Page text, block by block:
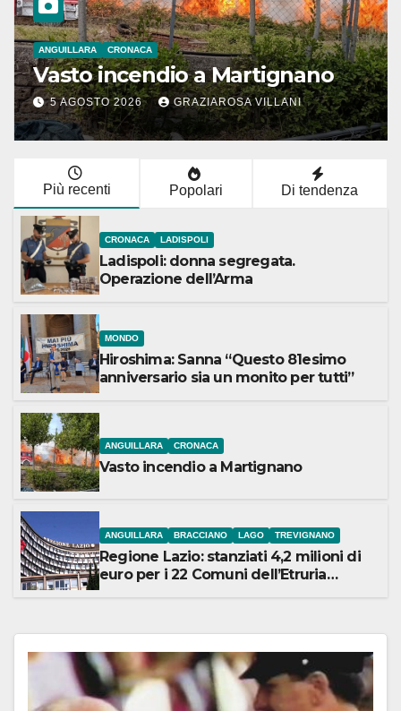
ANGUILLARA CRONACA
Vasto incendio a Martignano
5 AGOSTO 2026 GRAZIAROSA VILLANI
Più recenti Popolari Di tendenza
CRONACA LADISPOLI
Ladispoli: donna segregata.
Operazione dell’Arma
MONDO
Hiroshima: Sanna “Questo 81esimo
anniversario sia un monito per tutti”
ANGUILLARA CRONACA
Vasto incendio a Martignano
ANGUILLARA BRACCIANO LAGO TREVIGNANO
Regione Lazio: stanziati 4,2 milioni di
euro per i 22 Comuni dell’Etruria